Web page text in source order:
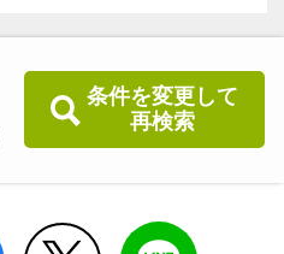
条件を変更して
再検索